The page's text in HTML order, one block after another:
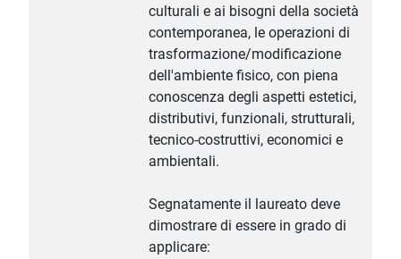
culturali e ai bisogni della società
contemporanea, le operazioni di
trasformazione/modificazione
dell'ambiente fisico, con piena
conoscenza degli aspetti estetici,
distributivi, funzionali, strutturali,
tecnico-costruttivi, economici e
ambientali.
Segnatamente il laureato deve
dimostrare di essere in grado di
applicare: